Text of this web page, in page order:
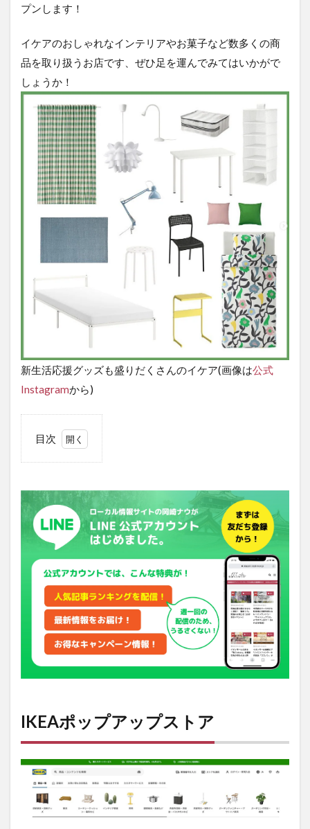
プンします！
イケアのおしゃれなインテリアやお菓子など数多くの商
品を取り扱うお店です、ぜひ足を運んでみてはいかがで
しょうか！
新生活応援グッズも盛りだくさんのイケア(画像は公式
Instagramから)
目次
プア
ップ
スト
ア
2
IKEAポップアップストア